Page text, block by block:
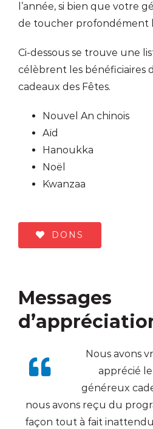
l’année, si bien que votre
de toucher profondément
Ci-dessous se trouve une
célèbrent les bénéficiaires
cadeaux des Fêtes.
Nouvel An chinois
Aïd
Hanoukka
Noël
Kwanzaa
DONS
Messages
Nous avons
apprécié
généreux
nous avons reçu du
façon tout à fait